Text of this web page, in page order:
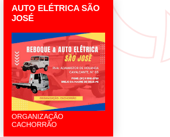
AUTO ELÉTRICA SÃO
JOSÉ
ORGANIZAÇÃO
CACHORRÃO